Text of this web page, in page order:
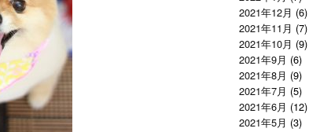
2021年12月 (6)
2021年11月 (7)
2021年10月 (9)
2021年9月 (6)
2021年8月 (9)
2021年7月 (5)
2021年6月 (12)
2021年5月 (3)